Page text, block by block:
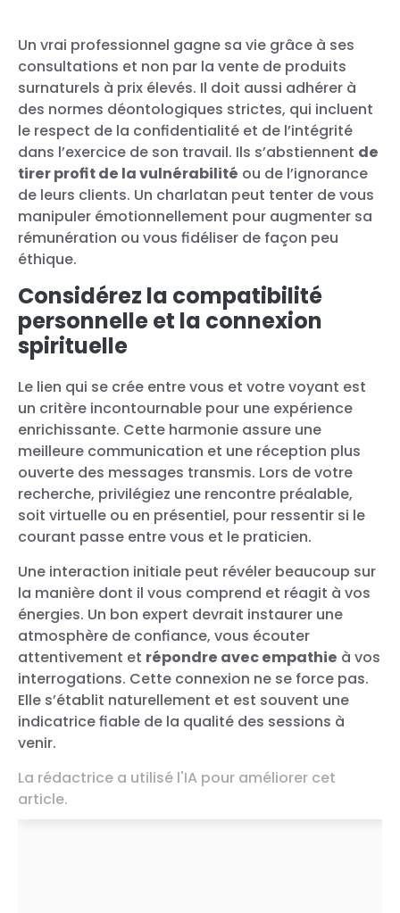
Un vrai professionnel gagne sa vie grâce à ses
consultations et non par la vente de produits
surnaturels à prix élevés. Il doit aussi adhérer à
des normes déontologiques strictes, qui incluent
le respect de la confidentialité et de l’intégrité
dans l’exercice de son travail. Ils s’abstiennent de
tirer profit de la vulnérabilité ou de l’ignorance
de leurs clients. Un charlatan peut tenter de vous
manipuler émotionnellement pour augmenter sa
rémunération ou vous fidéliser de façon peu
éthique.
Considérez la compatibilité
personnelle et la connexion
spirituelle
Le lien qui se crée entre vous et votre voyant est
un critère incontournable pour une expérience
enrichissante. Cette harmonie assure une
meilleure communication et une réception plus
ouverte des messages transmis. Lors de votre
recherche, privilégiez une rencontre préalable,
soit virtuelle ou en présentiel, pour ressentir si le
courant passe entre vous et le praticien.
Une interaction initiale peut révéler beaucoup sur
la manière dont il vous comprend et réagit à vos
énergies. Un bon expert devrait instaurer une
atmosphère de confiance, vous écouter
attentivement et répondre avec empathie à vos
interrogations. Cette connexion ne se force pas.
Elle s’établit naturellement et est souvent une
indicatrice fiable de la qualité des sessions à
venir.
La rédactrice a utilisé l'IA pour améliorer cet
article.